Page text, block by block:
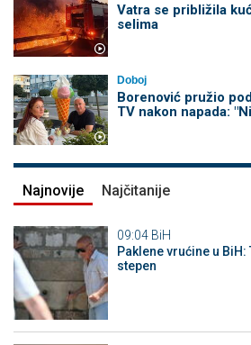
Vatra se približila
selima
Doboj
Borenović pružio
TV nakon napada:
Najnovije Najčitanije
09:04 BiH
Paklene vrućine u
stepen